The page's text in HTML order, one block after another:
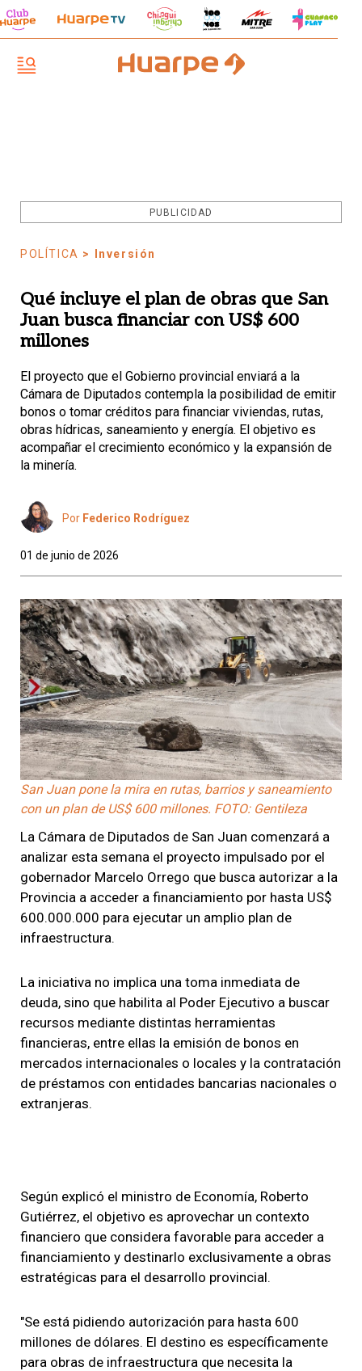
PUBLICIDAD
POLÍTICA > Inversión
Qué incluye el plan de obras que San
Juan busca financiar con US$ 600
millones
El proyecto que el Gobierno provincial enviará a la
Cámara de Diputados contempla la posibilidad de emitir
bonos o tomar créditos para financiar viviendas, rutas,
obras hídricas, saneamiento y energía. El objetivo es
acompañar el crecimiento económico y la expansión de
la minería.
Por Federico Rodríguez
01 de junio de 2026
San Juan pone la mira en rutas, barrios y saneamiento
con un plan de US$ 600 millones. FOTO: Gentileza
La Cámara de Diputados de San Juan comenzará a
analizar esta semana el proyecto impulsado por el
gobernador Marcelo Orrego que busca autorizar a la
Provincia a acceder a financiamiento por hasta US$
600.000.000 para ejecutar un amplio plan de
infraestructura.
La iniciativa no implica una toma inmediata de
deuda, sino que habilita al Poder Ejecutivo a buscar
recursos mediante distintas herramientas
financieras, entre ellas la emisión de bonos en
mercados internacionales o locales y la contratación
de préstamos con entidades bancarias nacionales o
extranjeras.
Según explicó el ministro de Economía, Roberto
Gutiérrez, el objetivo es aprovechar un contexto
financiero que considera favorable para acceder a
financiamiento y destinarlo exclusivamente a obras
estratégicas para el desarrollo provincial.
"Se está pidiendo autorización para hasta 600
millones de dólares. El destino es específicamente
para obras de infraestructura que necesita la